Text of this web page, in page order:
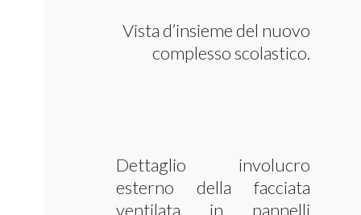
Vista d’insieme del nuovo
complesso scolastico.
Dettaglio involucro
esterno della facciata
ventilata in pannelli